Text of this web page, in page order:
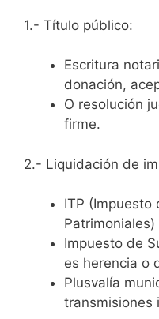
1.- Título público:
Escritura
donación,
O resolución
firme.
2.- Liquidación de
ITP (Impuesto
Impuesto de
es herencia o
Plusvalía
transmisiones